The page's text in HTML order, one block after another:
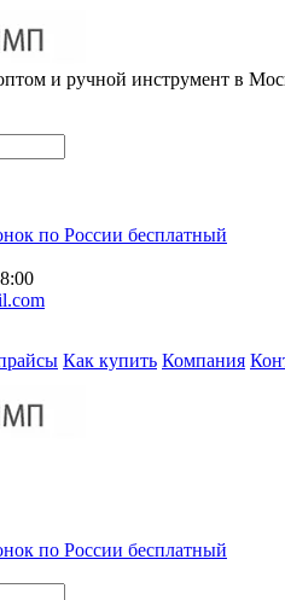
и ручной инструмент в
по России бесплатный
Как купить Компания
по России бесплатный